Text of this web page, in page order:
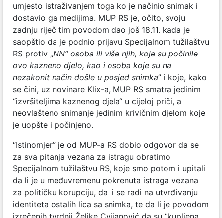
umjesto istraživanjem toga ko je načinio snimak i
dostavio ga medijima. MUP RS je, očito, svoju
zadnju riječ tim povodom dao još 18.11. kada je
saopštio da je podnio prijavu Specijalnom tužilaštvu
RS protiv „NN“ osoba ili više njih, koje su počinile
ovo kazneno djelo, kao i osoba koje su na
nezakonit način došle u posjed snimka” i koje, kako
se čini, uz novinare Klix-a, MUP RS smatra jedinim
“izvršiteljima kaznenog djela“ u cijeloj priči, a
neovlašteno snimanje jedinim krivičnim djelom koje
je uopšte i počinjeno.
“Istinomjer” je od MUP-a RS dobio odgovor da se
za sva pitanja vezana za istragu obratimo
Specijalnom tužilaštvu RS, koje smo potom i upitali
da li je u međuvremenu pokrenuta istraga vezana
za političku korupciju, da li se radi na utvrđivanju
identiteta ostalih lica sa snimka, te da li je povodom
izrečenih tvrdnji Željke Cvijanović da su “kupljena